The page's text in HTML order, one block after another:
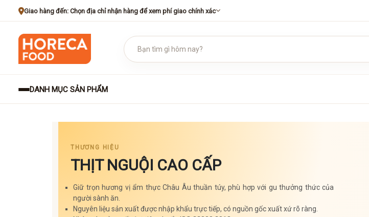
Giao hàng đến: Chọn địa chỉ nhận hàng để xem phí giao chính xác
DANH MỤC SẢN PHẨM
THƯƠNG HIỆU
THỊT NGUỘI CAO CẤP
Giữ trọn hương vị ẩm thực Châu Âu thuần túy, phù hợp với gu thưởng thức của
người sành ăn.
Nguyên liệu sản xuất được nhập khẩu trực tiếp, có nguồn gốc xuất xứ rõ ràng.